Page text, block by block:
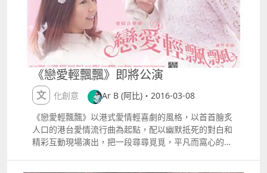
抱著正面的態度，能令自己開心，這是我最想做到的。
在網上，也會收到部分聽眾朋友對我的留言；說我的歌
曲能給予他們好多正面能量、感動到他們，當聽到這些
留言、評論、更加能讓我覺得繼續做好自己的音樂，是
非常值得的事！ 3.你對自己的音樂目標？未來動向 我
的目標會希望巡迴亞洲演唱，這是我最終目標，當然現
在先會為香港及鄰近地方如台灣、內地、澳門推動自己
的音樂而努力，然後再把音樂帶到更遠。而動向，今年
會推出一張EP，會有五首作品，現在有兩首已經派台，
三首正進行錄音階段，未來會想參與微電影及電影拍
攝，也希望當中能用到我的歌曲作品。其實在各方面都
有非常大的興趣，因為從小就熱愛藝術，例如畫畫、話
《戀愛輕飄飄》即將公演
文化創意
Ar B (阿比)・2016-03-08
《戀愛輕飄飄》以港式愛情輕喜劇的風格，以首首膾炙
人口的港台愛情流行曲為起點，配以幽默抵死的對白和
精彩互動現場演出，把一段尋尋覓覓，平凡而窩心的都